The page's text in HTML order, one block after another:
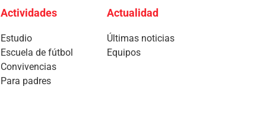
Actividades
Estudio
Escuela de fútbol
Convivencias
Para padres
Actualidad
Últimas noticias
Equipos